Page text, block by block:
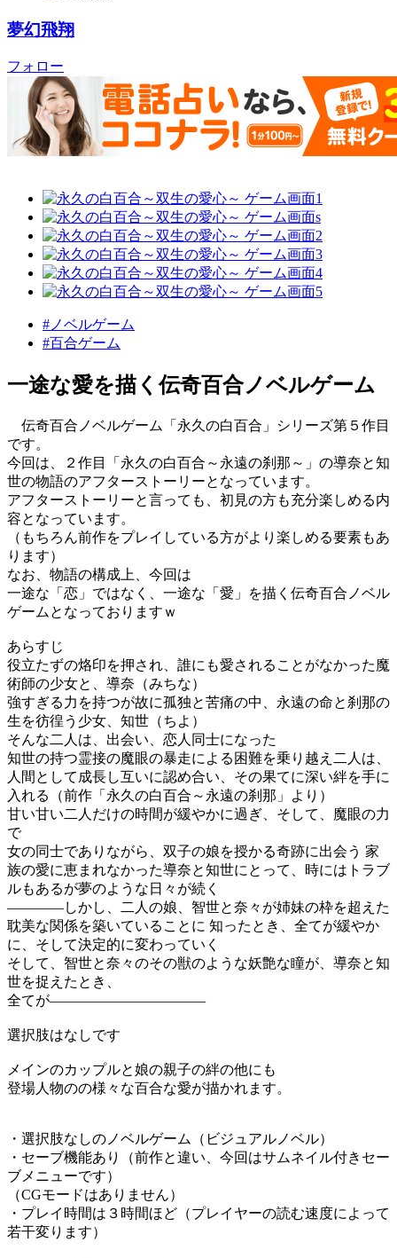
夢幻飛翔
フォロー
#ノベルゲーム
#百合ゲーム
一途な愛を描く伝奇百合ノベルゲーム
伝奇百合ノベルゲーム「永久の白百合」シリーズ第５作目
です。
今回は、２作目「永久の白百合～永遠の刹那～」の導奈と知
世の物語のアフターストーリーとなっています。
アフターストーリーと言っても、初見の方も充分楽しめる内
容となっています。
（もちろん前作をプレイしている方がより楽しめる要素もあ
ります）
なお、物語の構成上、今回は
一途な「恋」ではなく、一途な「愛」を描く伝奇百合ノベル
ゲームとなっておりますｗ
あらすじ
役立たずの烙印を押され、誰にも愛されることがなかった魔
術師の少女と、導奈（みちな）
強すぎる力を持つが故に孤独と苦痛の中、永遠の命と刹那の
生を彷徨う少女、知世（ちよ）
そんな二人は、出会い、恋人同士になった
知世の持つ霊接の魔眼の暴走による困難を乗り越え二人は、
人間として成長し互いに認め合い、その果てに深い絆を手に
入れる（前作「永久の白百合～永遠の刹那」より）
甘い甘い二人だけの時間が緩やかに過ぎ、そして、魔眼の力
で
女の同士でありながら、双子の娘を授かる奇跡に出会う 家
族の愛に恵まれなかった導奈と知世にとって、時にはトラブ
ルもあるが夢のような日々が続く
――――しかし、二人の娘、智世と奈々が姉妹の枠を超えた
耽美な関係を築いていることに 知ったとき、全てが緩やか
に、そして決定的に変わっていく
そして、智世と奈々のその獣のような妖艶な瞳が、導奈と知
世を捉えたとき、
全てが―――――――――――
選択肢はなしです
メインのカップルと娘の親子の絆の他にも
登場人物のの様々な百合な愛が描かれます。
・選択肢なしのノベルゲーム（ビジュアルノベル）
・セーブ機能あり（前作と違い、今回はサムネイル付きセー
ブメニューです）
（CGモードはありません）
・プレイ時間は３時間ほど（プレイヤーの読む速度によって
若干変ります）